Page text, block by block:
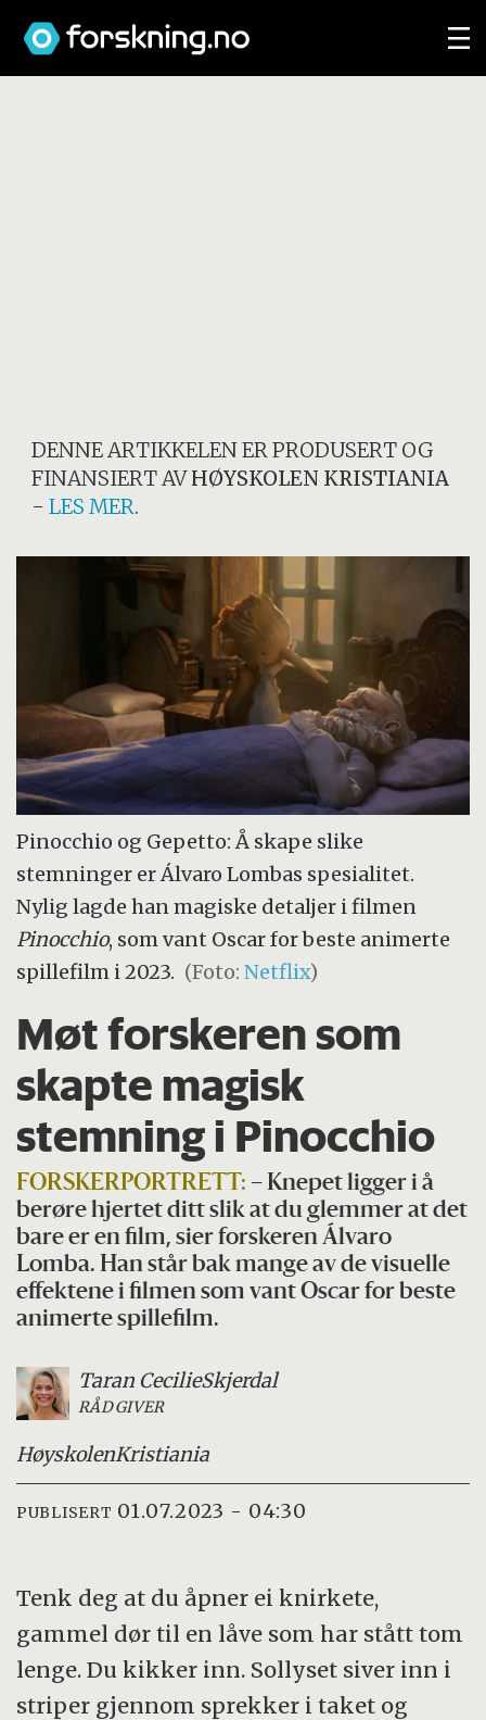
DENNE ARTIKKELEN ER PRODUSERT OG
FINANSIERT AVHØYSKOLEN KRISTIANIA
-LES MER.
Pinocchio og Gepetto: Å skape slike
stemninger er Álvaro Lombas spesialitet.
Nylig lagde han magiske detaljer i filmen
Pinocchio, som vant Oscar for beste animerte
spillefilm i 2023. (Foto:Netflix)
Møt forskeren som
skapte magisk
stemning i Pinocchio
FORSKERPORTRETT: – Knepet ligger i å
berøre hjertet ditt slik at du glemmer at det
bare er en film, sier forskeren Álvaro
Lomba. Han står bak mange av de visuelle
effektene i filmen som vant Oscar for beste
animerte spillefilm.
Taran CecilieSkjerdal
RÅDGIVER
HøyskolenKristiania
PUBLISERT 01.07.2023 - 04:30
Tenk deg at du åpner ei knirkete,
gammel dør til en låve som har stått tom
lenge. Du kikker inn. Sollyset siver inn i
striper gjennom sprekker i taket og